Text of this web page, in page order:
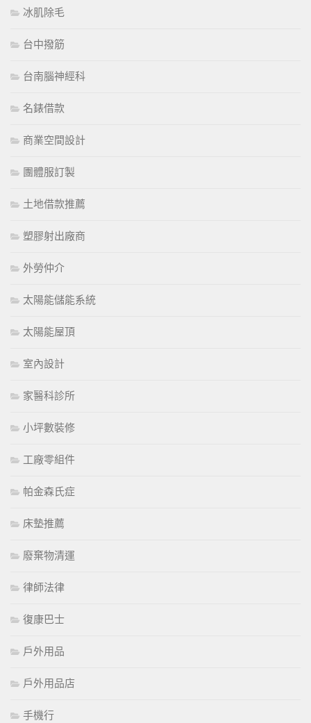
冰肌除毛
台中撥筋
台南腦神經科
名錶借款
商業空間設計
團體服訂製
土地借款推薦
塑膠射出廠商
外勞仲介
太陽能儲能系統
太陽能屋頂
室內設計
家醫科診所
小坪數裝修
工廠零組件
帕金森氏症
床墊推薦
廢棄物清運
律師法律
復康巴士
戶外用品
戶外用品店
手機行